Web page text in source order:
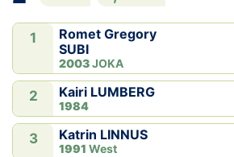
1
Romet Gregory
SUBI
2003JOKA
2 Kairi LUMBERG
1984
3 Katrin LINNUS
1991 West